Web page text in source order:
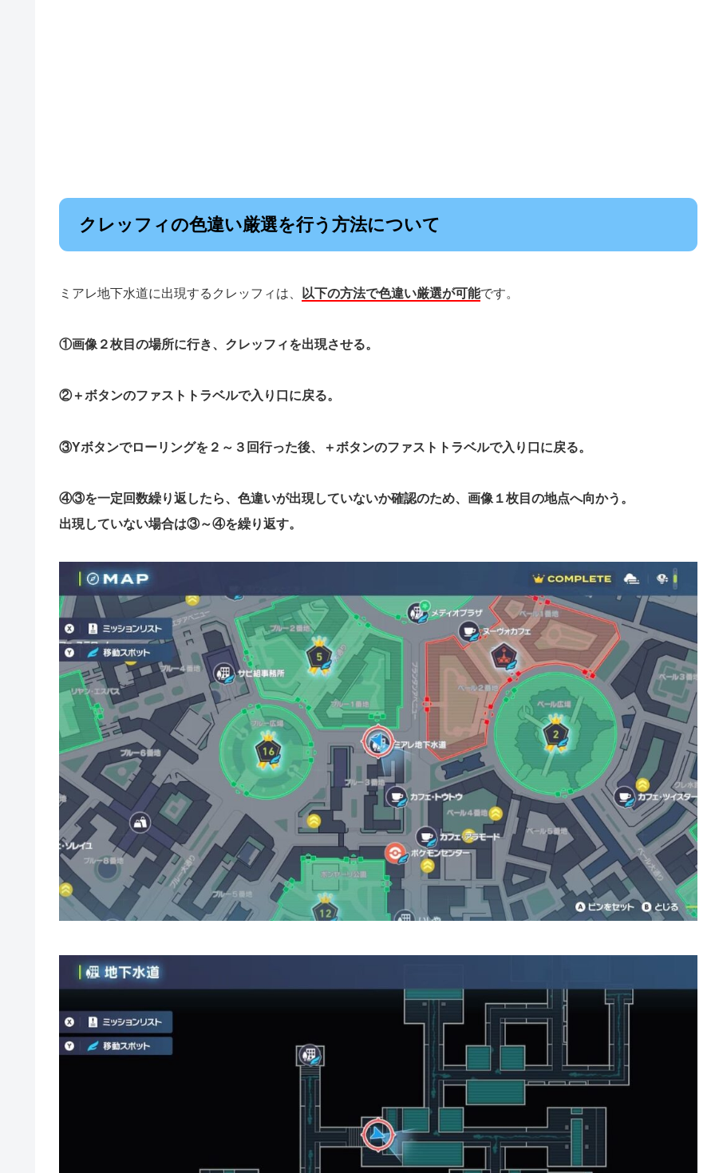
クレッフィの色違い厳選を行う方法について
ミアレ地下水道に出現するクレッフィは、 以下の方法で色違い厳選が可能です。
①画像２枚目の場所に行き、クレッフィを出現させる。
②＋ボタンのファストトラベルで入り口に戻る。
③Yボタンでローリングを２～３回行った後、＋ボタンのファストトラベルで入り口に戻る。
④③を一定回数繰り返したら、色違いが出現していないか確認のため、画像１枚目の地点へ向かう。
出現していない場合は③～④を繰り返す。